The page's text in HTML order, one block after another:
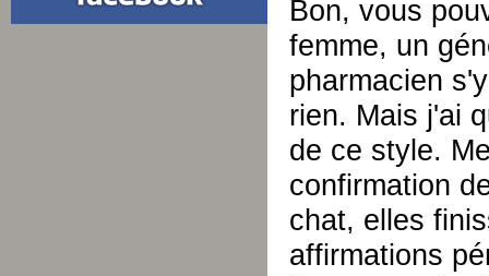
Bon, vous
femme, un
pharmacien
rien. Mais j'ai
de ce style.
confirmation
chat, elles
affirmations